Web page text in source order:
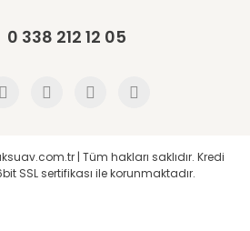
0 338 212 12 05
| Tüm hakları saklıdır. Kredi
SSL sertifikası ile korunmaktadır.